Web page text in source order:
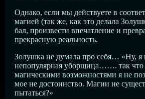
Однако, если мы действуете в
магией (так же, как это делала
бал, произвести впечатление и
прекрасную реальность.
Золушка не думала про себя… «Ну, я
непопулярная уборщица……. так что
магическими возможностями я не
мое не достоинство. Магии не
пытаться?»